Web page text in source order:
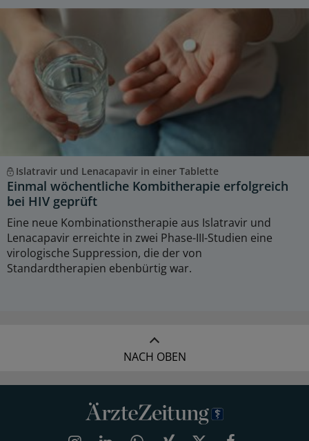
Islatravir und Lenacapavir in einer Tablette
Einmal wöchentliche Kombitherapie erfolgreich
bei HIV geprüft
Eine neue Kombinationstherapie aus Islatravir und
Lenacapavir erreichte in zwei Phase-III-Studien eine
virologische Suppression, die der von
Standardtherapien ebenbürtig war.
NACH OBEN